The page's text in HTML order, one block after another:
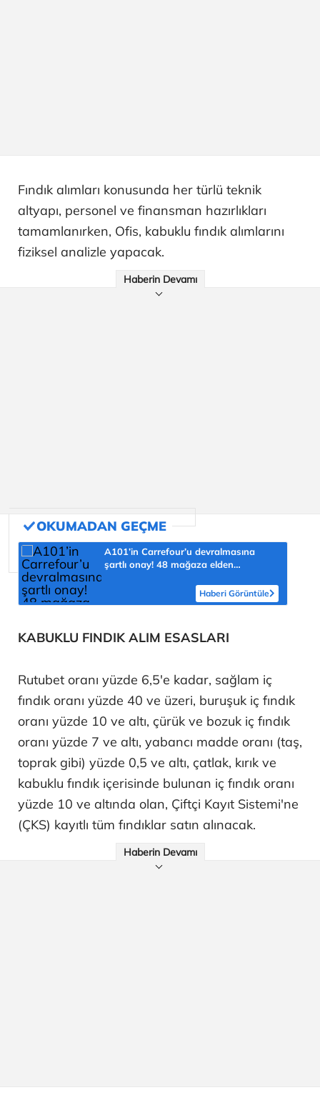
Fındık alımları konusunda her türlü teknik
altyapı, personel ve finansman hazırlıkları
tamamlanırken, Ofis, kabuklu fındık alımlarını
fiziksel analizle yapacak.
Haberin Devamı
A101’in Carrefour’u devralmasına
şartlı onay! 48 mağaza elden
Haberi Görüntüle
KABUKLU FINDIK ALIM ESASLARI
Rutubet oranı yüzde 6,5'e kadar, sağlam iç
fındık oranı yüzde 40 ve üzeri, buruşuk iç fındık
oranı yüzde 10 ve altı, çürük ve bozuk iç fındık
oranı yüzde 7 ve altı, yabancı madde oranı (taş,
toprak gibi) yüzde 0,5 ve altı, çatlak, kırık ve
kabuklu fındık içerisinde bulunan iç fındık oranı
yüzde 10 ve altında olan, Çiftçi Kayıt Sistemi'ne
(ÇKS) kayıtlı tüm fındıklar satın alınacak.
Haberin Devamı